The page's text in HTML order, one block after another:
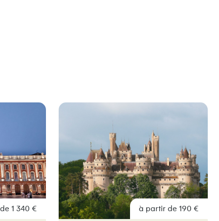
1 340 € à partir de 190 €